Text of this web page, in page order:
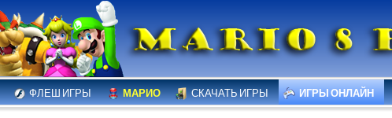
ФЛЕШ ИГРЫ МАРИО СКАЧАТЬ ИГРЫ ИГРЫ ОНЛАЙН